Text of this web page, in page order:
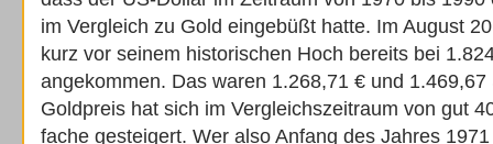
im Vergleich zu Gold eingebüßt hatte. Im August
kurz vor seinem historischen Hoch bereits bei
angekommen. Das waren 1.268,71 € und
Goldpreis hat sich im Vergleichszeitraum von gut
fache gesteigert. Wer also Anfang des Jahres